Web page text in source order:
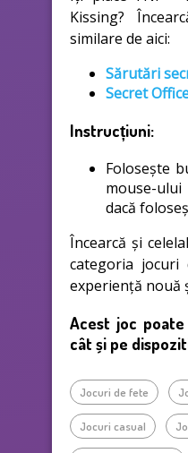
Kissing?
similare de aici:
Sărutări
Secret
Instrucțiuni:
Folosește
mouse-
dacă
Încearcă și
categoria
experiență nouă
Acest joc
cât și pe
Jocuri de fete
Jocuri casual